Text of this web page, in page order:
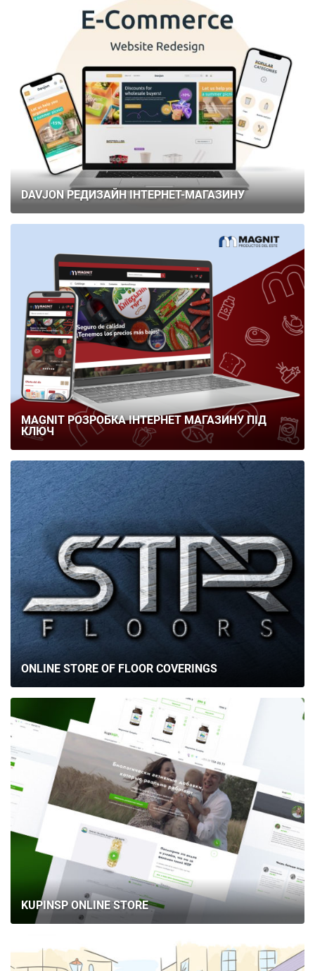
DAVJON РЕДИЗАЙН ІНТЕРНЕТ-МАГАЗИНУ
MAGNIT РОЗРОБКА ІНТЕРНЕТ МАГАЗИНУ ПІД
КЛЮЧ
ONLINE STORE OF FLOOR COVERINGS
KUPINSP ONLINE STORE